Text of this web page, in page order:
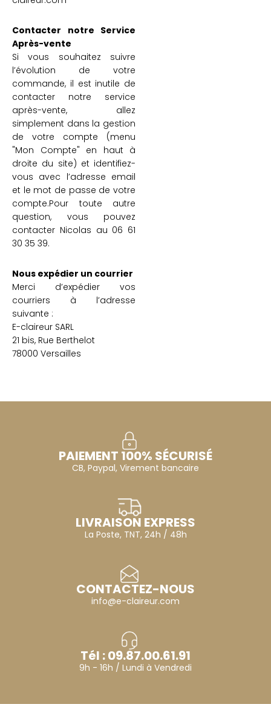
Contacter notre Service
Après-vente
Si vous souhaitez suivre
l’évolution de votre
commande, il est inutile de
contacter notre service
après-vente, allez
simplement dans la gestion
de votre compte (menu
"Mon Compte" en haut à
droite du site) et identifiez-
vous avec l’adresse email
et le mot de passe de votre
compte.Pour toute autre
question, vous pouvez
contacter Nicolas au 06 61
30 35 39.
Nous expédier un courrier
Merci d’expédier vos
courriers à l’adresse
suivante :
E-claireur SARL
21 bis, Rue Berthelot
78000 Versailles
PAIEMENT 100% SÉCURISÉ
CB, Paypal, Virement bancaire
LIVRAISON EXPRESS
La Poste, TNT, 24h / 48h
CONTACTEZ-NOUS
info@e-claireur.com
Tél : 09.87.00.61.91
9h - 16h / Lundi à Vendredi